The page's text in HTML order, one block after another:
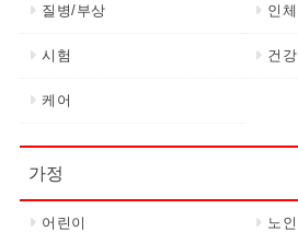
질병/부상 인체
시험 건강
케어
가정
어린이 노인